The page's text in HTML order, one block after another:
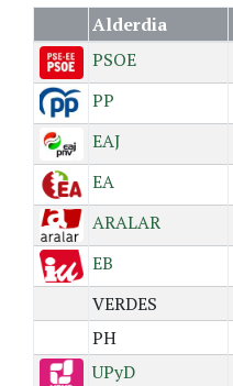
Alderdia
PSOE
PP
EAJ
EA
ARALAR
EB
VERDES
PH
UPyD